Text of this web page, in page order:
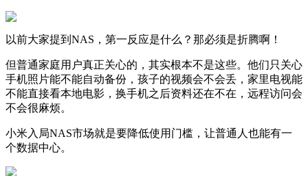
以前大家提到NAS，第一反应是什么？那必须是折腾啊！
但普通家庭用户真正关心的，其实根本不是这些。他们只关心
手机照片能不能自动备份，孩子的视频会不会丢，家里电视能
不能直接看本地电影，换手机之后资料还在不在，远程访问会
不会很麻烦。
小米入局NAS市场就是要降低使用门槛，让普通人也能有一
个数据中心。